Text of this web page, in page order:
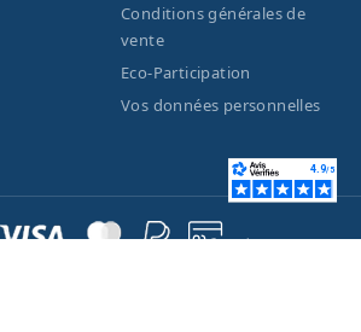
Conditions générales de
vente
Eco-Participation
Vos données personnelles